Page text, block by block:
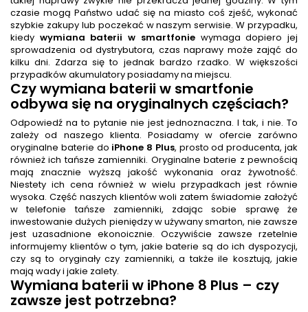
czasie mogą Państwo udać się na miasto coś zjeść, wykonać
szybkie zakupy lub poczekać w naszym serwisie. W przypadku,
kiedy wymiana baterii w smartfoniewymaga dopiero jej
sprowadzenia od dystrybutora, czas naprawy może zająć do
kilku dni. Zdarza się to jednak bardzo rzadko. W większości
przypadków akumulatory posiadamy na miejscu.
Czywymiana baterii w smartfonie
odbywa się na oryginalnych częściach?
Odpowiedź na to pytanie nie jest jednoznaczna. I tak, i nie. To
zależy od naszego klienta. Posiadamy w ofercie zarówno
oryginalne baterie do iPhone 8 Plus, prosto od producenta, jak
również ich tańsze zamienniki. Oryginalne baterie z pewnością
mają znacznie wyższą jakość wykonania oraz żywotność.
Niestety ich cena również w wielu przypadkach jest równie
wysoka. Część naszych klientów woli zatem świadomie założyć
w telefonie tańsze zamienniki, zdając sobie sprawę że
inwestowanie dużych pieniędzy w używany smarton, nie zawsze
jest uzasadnione ekonoicznie. Oczywiście zawsze rzetelnie
informujemy klientów o tym, jakie baterie są do ich dyspozycji,
czy są to oryginały czy zamienniki, a także ile kosztują, jakie
mają wady i jakie zalety.
Wymiana baterii w iPhone 8 Plus – czy
zawsze jest potrzebna?